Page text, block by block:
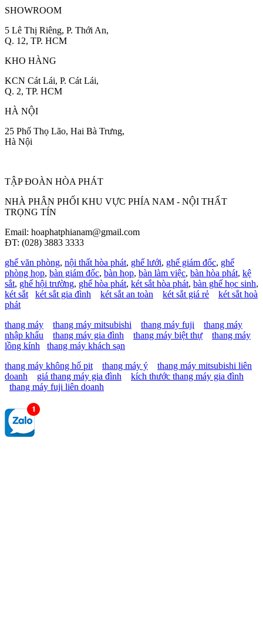
SHOWROOM
5 Lê Thị Riêng, P. Thới An,
Q. 12, TP. HCM
KHO HÀNG
KCN Cát Lái, P. Cát Lái,
Q. 2, TP. HCM
HÀ NỘI
25 Phố Thọ Lão, Hai Bà Trưng,
Hà Nội
TẬP ĐOÀN HÒA PHÁT
NHÀ PHÂN PHỐI KHU VỰC PHÍA NAM - NỘI THẤT
TRỌNG TÍN
Email: hoaphatphianam@gmail.com
ĐT: (028) 3883 3333
ghế văn phòng, nội thất hòa phát, ghế lưới, ghế giám đốc, ghế
phòng họp, bàn giám đốc, bàn họp, bàn làm việc, bàn hòa phát, kệ
sắt, ghế hội trường, ghế hòa phát, két sắt hòa phát, bàn ghế học sinh,
két sắt
két sắt gia đình két sắt an toàn két sắt giá rẻ
két sắt hoà
phát
thang máy
thang máy mitsubishi thang máy fuji
thang máy
nhập khẩu
thang máy gia đình thang máy biệt thự
thang máy
lồng kính
thang máy khách sạn
thang máy không hố pit
thang máy ý
thang máy mitsubishi liên
doanh
giá thang máy gia đình
kích thước thang máy gia đình
thang máy fuji liên doanh